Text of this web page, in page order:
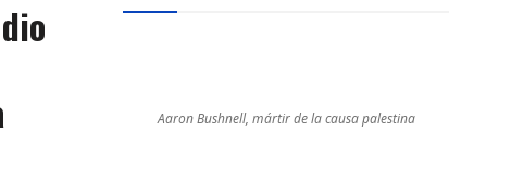
Aaron Bushnell, mártir de la causa palestina